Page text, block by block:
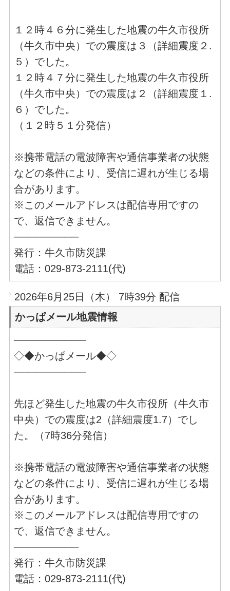
１２時４６分に発生した地震の牛久市役所
（牛久市中央）での震度は３（詳細震度２.
５）でした。
１２時４７分に発生した地震の牛久市役所
（牛久市中央）での震度は２（詳細震度１.
６）でした。
（１２時５１分発信）
※携帯電話の電波障害や通信事業者の状態
などの条件により、受信に遅れが生じる場
合があります。
※このメールアドレスは配信専用ですの
で、返信できません。
─────────
発行：牛久市防災課
電話：029-873-2111(代)
2026年6月25日（木） 7時39分 配信
かっぱメール地震情報
──────────
◇◆かっぱメール◆◇
──────────
先ほど発生した地震の牛久市役所（牛久市
中央）での震度は2（詳細震度1.7）でし
た。（7時36分発信）
※携帯電話の電波障害や通信事業者の状態
などの条件により、受信に遅れが生じる場
合があります。
※このメールアドレスは配信専用ですの
で、返信できません。
─────────
発行：牛久市防災課
電話：029-873-2111(代)